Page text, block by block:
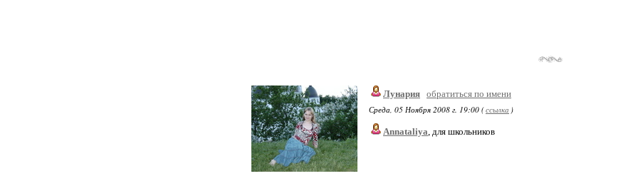
Лунария обратиться по имени
Среда, 05 Ноября 2008 г. 19:00 (ссылка )
Annataliya, для школьников